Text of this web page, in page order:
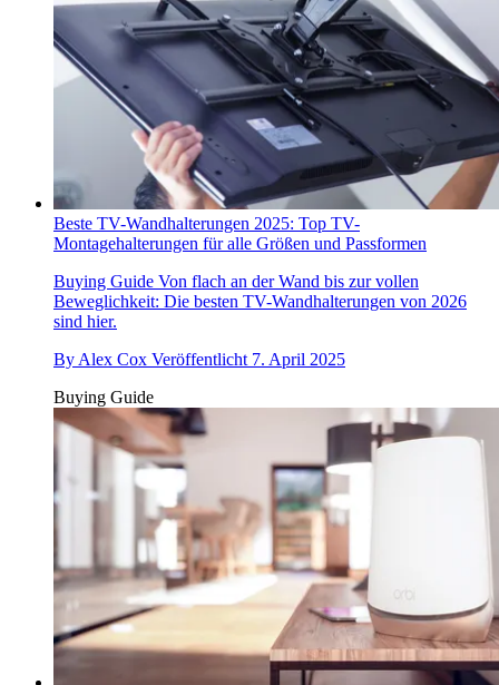
Beste TV-Wandhalterungen 2025: Top TV-
Montagehalterungen für alle Größen und Passformen
Buying Guide Von flach an der Wand bis zur vollen
Beweglichkeit: Die besten TV-Wandhalterungen von 2026
sind hier.
By Alex Cox Veröffentlicht 7. April 2025
Buying Guide